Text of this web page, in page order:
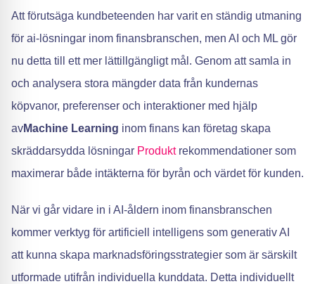
Att förutsäga kundbeteenden har varit en ständig utmaning
för ai-lösningar inom finansbranschen, men AI och ML gör
nu detta till ett mer lättillgängligt mål. Genom att samla in
och analysera stora mängder data från kundernas
köpvanor, preferenser och interaktioner med hjälp
avMachine Learning inom finans kan företag skapa
skräddarsydda lösningar Produktrekommendationer som
maximerar både intäkterna för byrån och värdet för kunden.
När vi går vidare in i AI-åldern inom finansbranschen
kommer verktyg för artificiell intelligens som generativ AI
att kunna skapa marknadsföringsstrategier som är särskilt
utformade utifrån individuella kunddata. Detta individuellt